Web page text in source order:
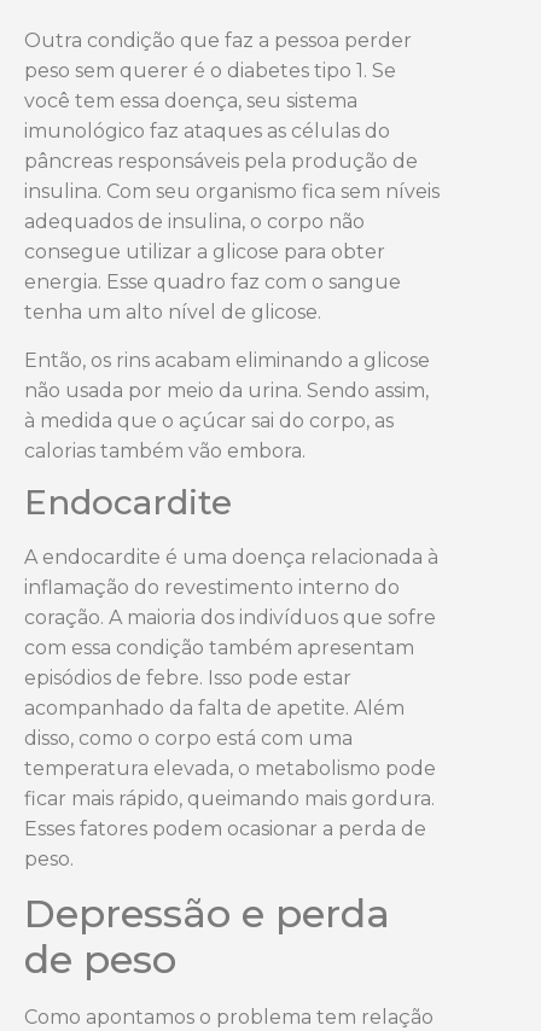
Outra condição que faz a pessoa perder
peso sem querer é o diabetes tipo 1. Se
você tem essa doença, seu sistema
imunológico faz ataques as células do
pâncreas responsáveis pela produção de
insulina. Com seu organismo fica sem níveis
adequados de insulina, o corpo não
consegue utilizar a glicose para obter
energia. Esse quadro faz com o sangue
tenha um alto nível de glicose.
Então, os rins acabam eliminando a glicose
não usada por meio da urina. Sendo assim,
à medida que o açúcar sai do corpo, as
calorias também vão embora.
Endocardite
A endocardite é uma doença relacionada à
inflamação do revestimento interno do
coração. A maioria dos indivíduos que sofre
com essa condição também apresentam
episódios de febre. Isso pode estar
acompanhado da falta de apetite. Além
disso, como o corpo está com uma
temperatura elevada, o metabolismo pode
ficar mais rápido, queimando mais gordura.
Esses fatores podem ocasionar a perda de
peso.
Depressão e perda
de peso
Como apontamos o problema tem relação